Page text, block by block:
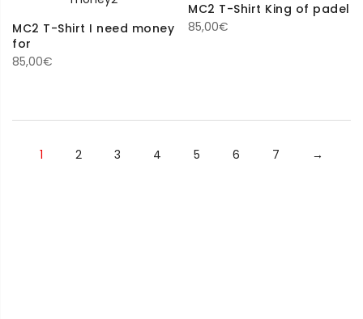
MC2 T-Shirt I need money
for
85,00€
MC2 T-Shirt King of padel
85,00€
1 2 3 4 5 6 7 →